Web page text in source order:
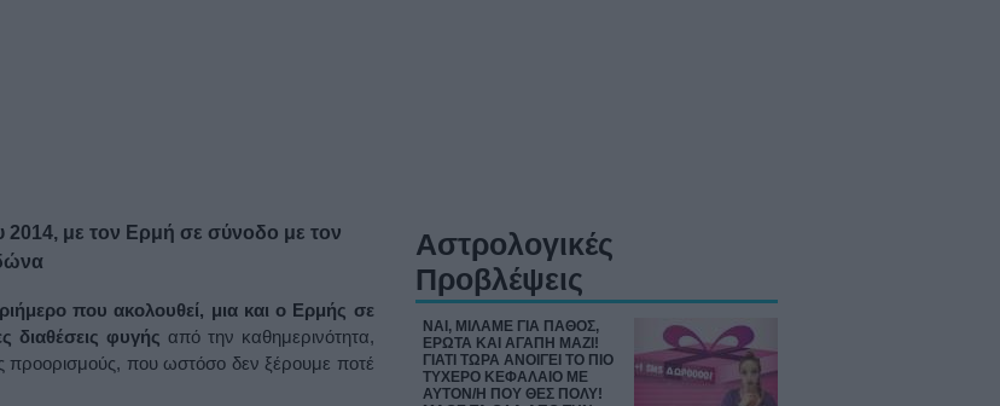
2014, με τον Ερμή σε σύνοδο με τον
που ακολουθεί, μια και ο Ερμής σε
διαθέσεις φυγής από την καθημερινότητα,
που ωστόσο δεν ξέρουμε ποτέ
Αστρολογικές
Προβλέψεις
ΝΑΙ, ΜΙΛΑΜΕ ΓΙΑ ΠΑΘΟΣ,
ΕΡΩΤΑ ΚΑΙ ΑΓΑΠΗ ΜΑΖΙ!
ΓΙΑΤΙ ΤΩΡΑ ΑΝΟΙΓΕΙ ΤΟ ΠΙΟ
ΤΥΧΕΡΟ ΚΕΦΑΛΑΙΟ ΜΕ
ΑΥΤΟΝ/Η ΠΟΥ ΘΕΣ ΠΟΛΥ!